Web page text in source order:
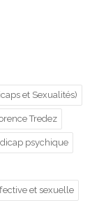
et Sexualités)
Tredez
psychique
et sexuelle